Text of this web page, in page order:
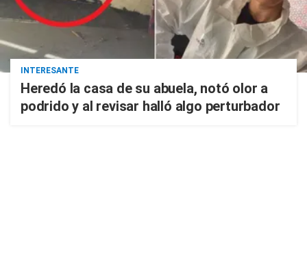
INTERESANTE
Heredó la casa de su abuela, notó olor a
podrido y al revisar halló algo perturbador